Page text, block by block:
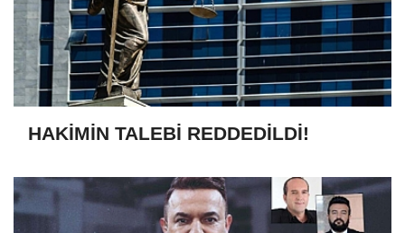
HAKİMİN TALEBİ REDDEDİLDİ!